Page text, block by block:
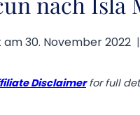
am30. November 2022
Disclaimerfor full